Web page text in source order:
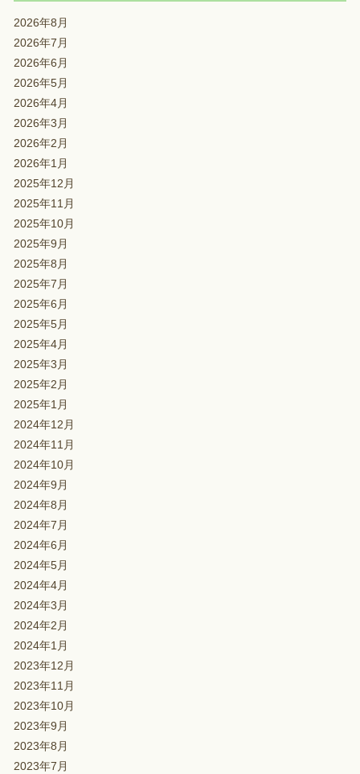
2026年8月
2026年7月
2026年6月
2026年5月
2026年4月
2026年3月
2026年2月
2026年1月
2025年12月
2025年11月
2025年10月
2025年9月
2025年8月
2025年7月
2025年6月
2025年5月
2025年4月
2025年3月
2025年2月
2025年1月
2024年12月
2024年11月
2024年10月
2024年9月
2024年8月
2024年7月
2024年6月
2024年5月
2024年4月
2024年3月
2024年2月
2024年1月
2023年12月
2023年11月
2023年10月
2023年9月
2023年8月
2023年7月